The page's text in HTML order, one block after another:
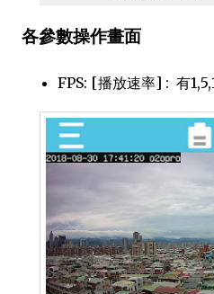
各參數操作畫面
FPS: [播放速率] : 有